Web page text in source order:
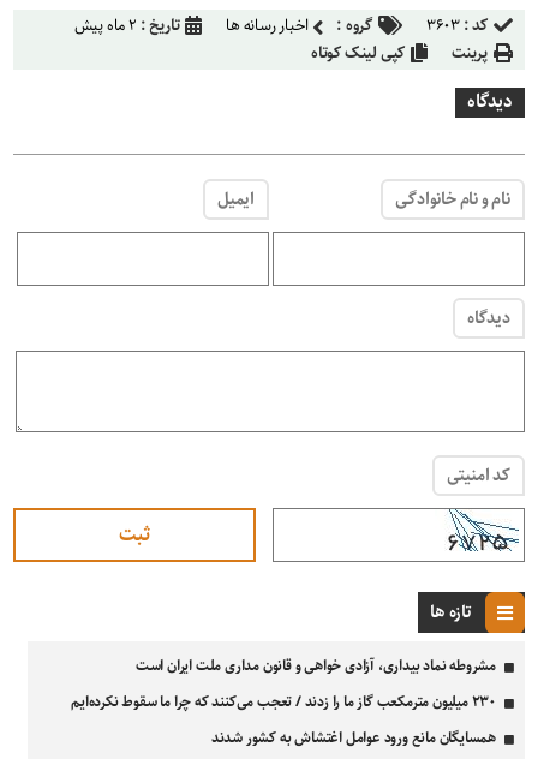
کد :۳۶۰۳ گروه : اخبار رسانه ها تاریخ : ۲ ماه پیش
پرینت
کپی لینک کوتاه
دیدگاه
نام و نام خانوادگی ایمیل
دیدگاه
کد امنیتی
تازه ها
مشروطه نماد بیداری، آزادی‌ خواهی و قانون‌ مداری ملت ایران است
۲۳۰ میلیون مترمکعب گاز ما را زدند / تعجب می‌کنند که چرا ما سقوط نکرده‌ایم
همسایگان مانع ورود عوامل اغتشاش به کشور شدند